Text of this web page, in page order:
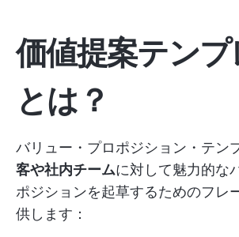
価値提案テンプ
とは？
バリュー・プロポジション・テン
客や社内チームに対して魅力的な
ポジションを起草するためのフレ
供します：